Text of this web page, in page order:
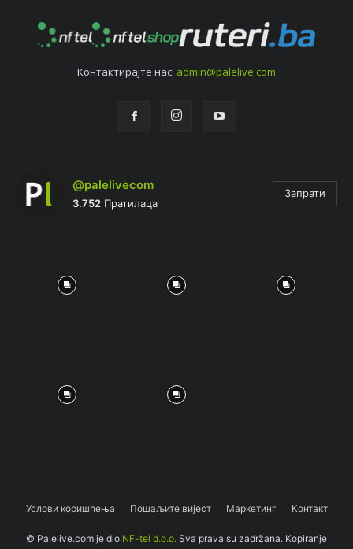
Контактирајтe нас: admin@palelive.com
@palelivecom
3.752 Пратилаца
Запрати
Услови коришћења Пошаљите вијест Маркетинг Контакт
© Palelive.com je dio NF-tel d.o.o. Sva prava su zadržana. Kopiranje